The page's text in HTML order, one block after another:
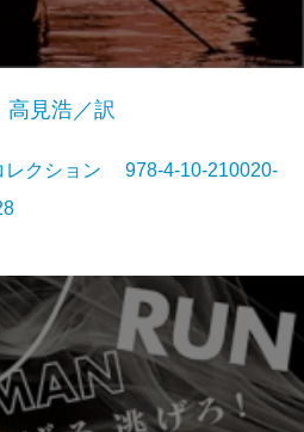
高見浩／訳
レクション 978-4-10-210020-